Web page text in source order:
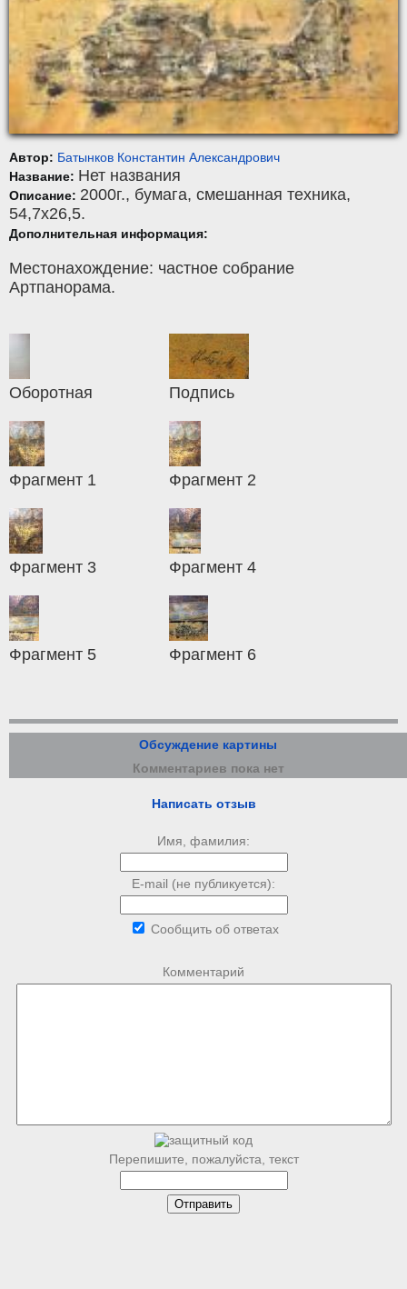
Автор: Батынков Константин Алекcандрович
Название: Нет названия
Описание: 2000г., бумага, смешанная техника,
54,7x26,5.
Дополнительная информация:
Местонахождение: частное собрание
Артпанорама.
Оборотная Подпись
Фрагмент 1 Фрагмент 2
Фрагмент 3 Фрагмент 4
Фрагмент 5 Фрагмент 6
Обсуждение картины
Комментариев пока нет
Написать отзыв
Имя, фамилия:
E-mail (не публикуется):
Сообщить об ответах
Комментарий
Перепишите, пожалуйста, текст